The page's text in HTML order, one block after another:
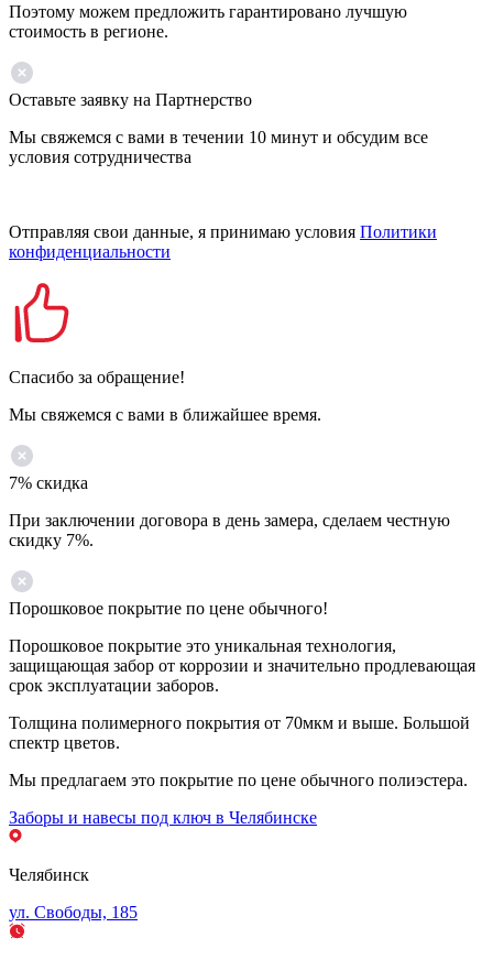
Поэтому можем предложить гарантировано лучшую
стоимость в регионе.
Оставьте заявку на Партнерство
Мы свяжемся с вами в течении 10 минут и обсудим все
условия сотрудничества
Отправляя свои данные, я принимаю условия Политики
конфиденциальности
Спасибо за обращение!
Мы свяжемся с вами в ближайшее время.
7% скидка
При заключении договора в день замера, сделаем честную
скидку 7%.
Порошковое покрытие по цене обычного!
Порошковое покрытие это уникальная технология,
защищающая забор от коррозии и значительно продлевающая
срок эксплуатации заборов.
Толщина полимерного покрытия от 70мкм и выше. Большой
спектр цветов.
Мы предлагаем это покрытие по цене обычного полиэстера.
Заборы и навесы под ключ в Челябинске
Челябинск
ул. Свободы, 185